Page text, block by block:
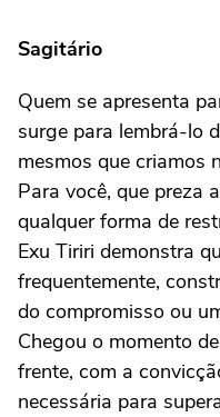
Sagitário
Quem se apresenta
surge para lembrá-lo
mesmos que criamos
Para você, que preza
qualquer forma de
Exu Tiriri demonstra
frequentemente,
do compromisso ou
Chegou o momento
frente, com a
necessária para